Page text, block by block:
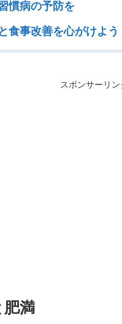
慣病の予防を
食事改善を心がけよう
スポンサーリン
肥満